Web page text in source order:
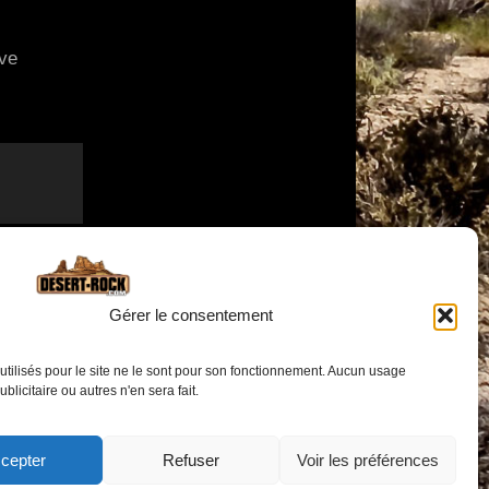
Gérer le consentement
pour le site ne le sont pour son fonctionnement. Aucun usage
ou autres n'en sera fait.
Refuser Voir les préférences